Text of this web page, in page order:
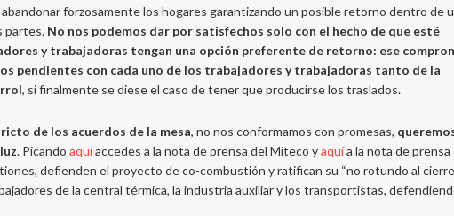
forzosamente los hogares garantizando un posible retorno dentro de
partes. No nos podemos dar por satisfechos solo con el hecho de que esté
y trabajadoras tengan una opción preferente de retorno: ese
pendientes con cada uno de los trabajadores y trabajadoras tanto de la
, si finalmente se diese el caso de tener que producirse los traslados.
de los acuerdos de la mesa, no nos conformamos con promesas,
. Picando aquíaccedes a la nota de prensa del Miteco yaquía la nota de prensa
defienden el proyecto de co-combustión y ratifican su “no rotundo al
de la central térmica, la industria auxiliar y los transportistas,